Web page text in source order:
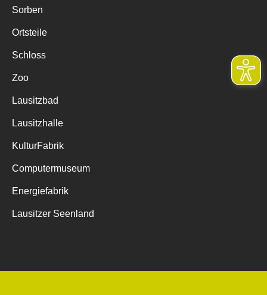
Sorben
Ortsteile
Schloss
Zoo
Lausitzbad
Lausitzhalle
KulturFabrik
Computermuseum
Energiefabrik
Lausitzer Seenland